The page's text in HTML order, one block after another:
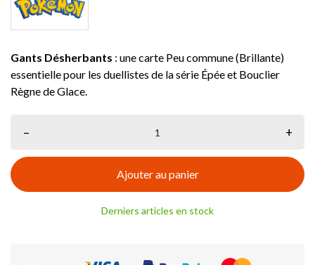
Gants Désherbants : une carte Peu commune (Brillante)
essentielle pour les duellistes de la série Épée et Bouclier
Règne de Glace.
– +
Ajouter au panier
Derniers articles en stock